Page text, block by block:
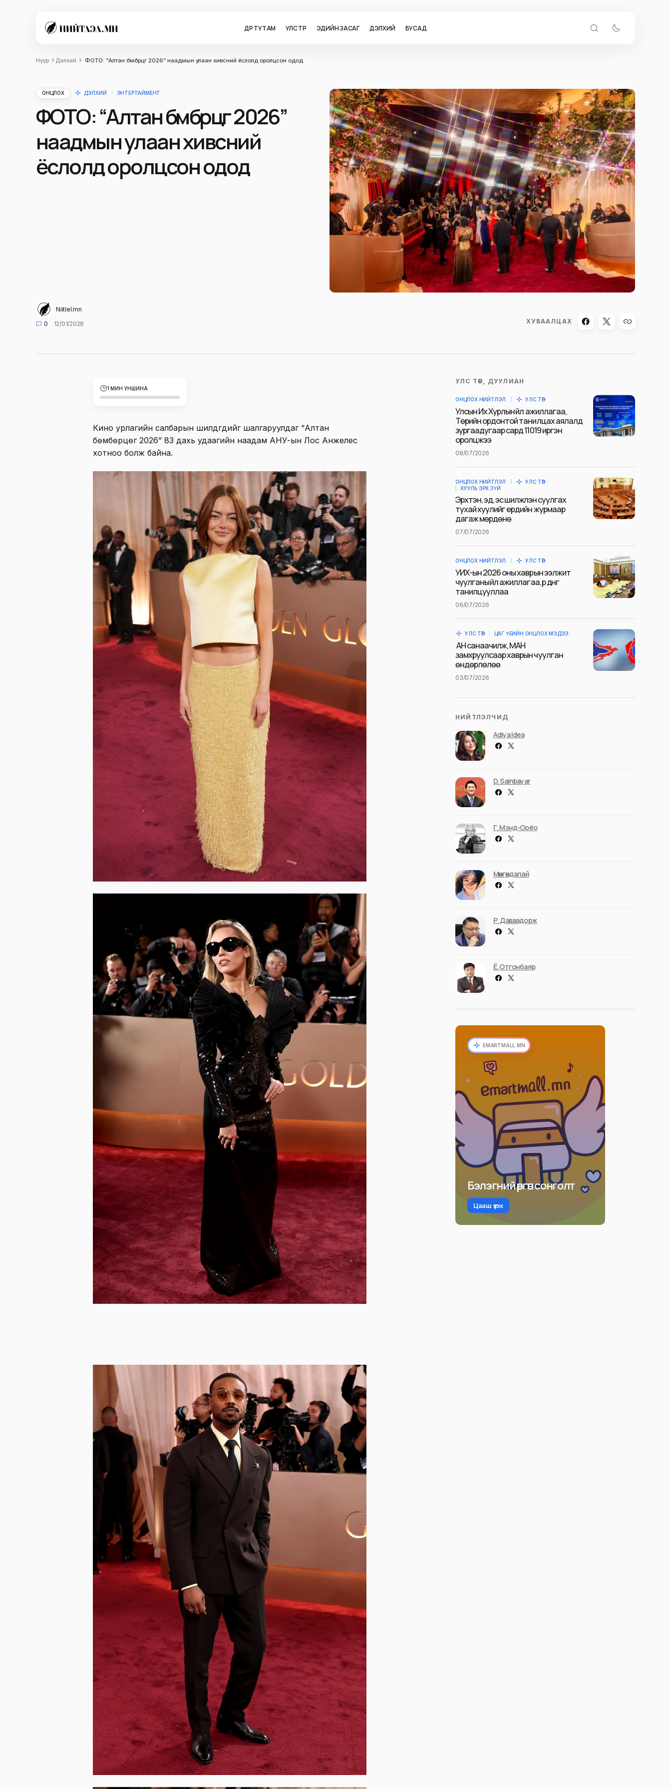
ӨДӨР ТУТАМ УЛС ТӨР ЭДИЙН ЗАСАГ ДЭЛХИЙ БУСАД
Нүүр Дэлхий ФОТО: “Алтан бөмбөрцөг 2026” наадмын улаан хивсний ёслолд оролцсон одод
ОНЦЛОХ ДЭЛХИЙ ЭНТЕРТАЙМЕНТ
ФОТО: “Алтан бөмбөрцөг 2026”
наадмын улаан хивсний
ёслолд оролцсон одод
Niitlel.mn
0
12/01/2026 ХУВААЛЦАХ
1 МИН УНШИНА
Кино урлагийн салбарын шилдгүүдийг шалгаруулдаг “Алтан
бөмбөрцөг 2026” 83 дахь удаагийн наадам АНУ-ын Лос Анжелес
хотноо болж байна.
УЛС ТӨР, ДУУЛИАН
ОНЦЛОХ НИЙТЛЭЛ УЛС ТӨР
Улсын Их Хурлын үйл ажиллагаа,
Төрийн ордонтой танилцах аялалд
зургаадугаар сард 11019 иргэн
оролцжээ
08/07/2026
ОНЦЛОХ НИЙТЛЭЛ
УЛС ТӨР
ХУУЛЬ ЭРХ ЗҮЙ
Эрхтэн, эд, эс шилжүүлэн суулгах
тухай хуулийг ердийн журмаар
дагаж мөрдөнө
07/07/2026
ОНЦЛОХ НИЙТЛЭЛ УЛС ТӨР
УИХ-ын 2026 оны хаврын ээлжит
чуулганы үйл ажиллагаа, үр дүнг
танилцууллаа
06/07/2026
УЛС ТӨР ЦАГ ҮЕИЙН ОНЦЛОХ МЭДЭЭ
АН санаачилж, МАН
замхруулсаар хаврын чуулган
өндөрлөлөө
03/07/2026
НИЙТЛЭЛЧИД
Adiya Idea
D. Sainbayar
Г. Мэнд-Ооёо
Мөнгөндалай
Р. Даваадорж
Ё. Отгонбаяр
EMARTMALL.MN
Бэлэгний өргөн сонголт
Цааш үзэх